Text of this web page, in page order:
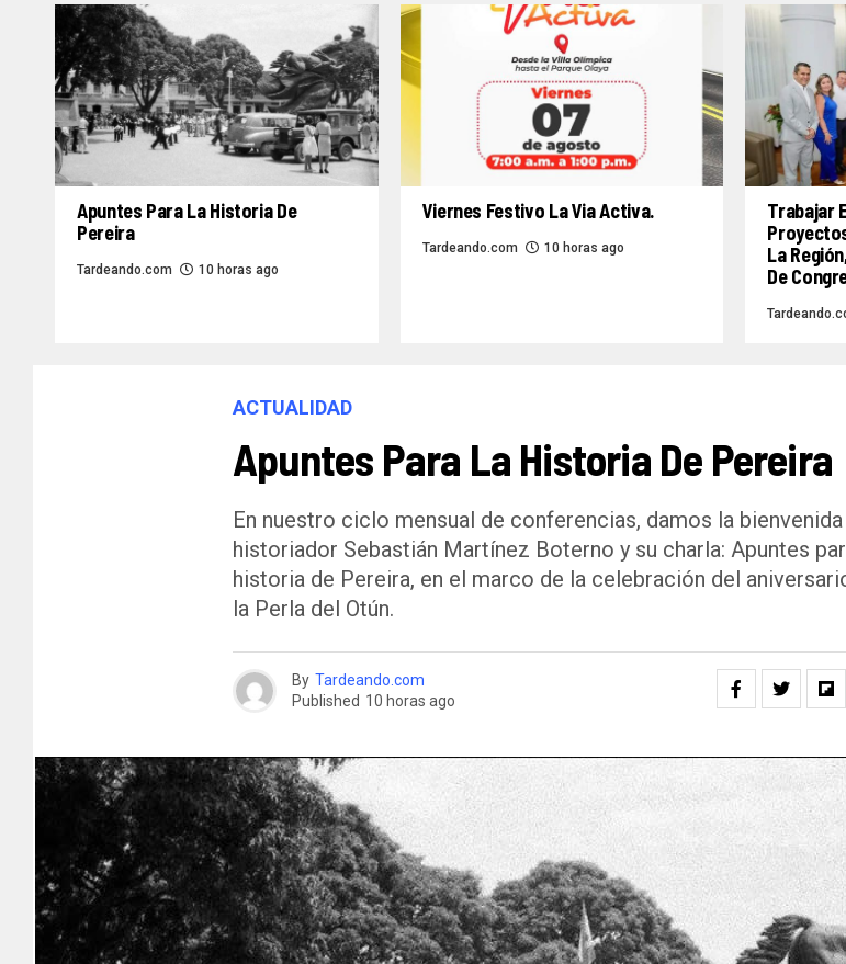
Apuntes Para La Historia De
Pereira
Tardeando.com 10 horas ago
Viernes Festivo La Via Activa.
Tardeando.com 10 horas ago
Trabajar
La
De
ACTUALIDAD
Apuntes Para La Historia De Pereira
En nuestro ciclo mensual de conferencias, damos la bienvenida
historiador Sebastián Martínez Boterno y su charla: Apuntes
historia de Pereira, en el marco de la celebración del
la Perla del Otún.
By Tardeando.com
Published 10 horas ago